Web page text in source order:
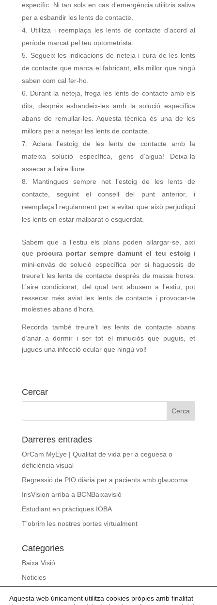
específic. Ni tan sols en cas d’emergència utilitzis saliva
per a esbandir les lents de contacte.
Utilitza i reemplaça les lents de contacte d’acord al
període marcat pel teu optometrista.
Segueix les indicacions de neteja i cura de les lents
de contacte que marca el fabricant, ells millor que ningú
saben com cal fer-ho.
Durant la neteja, frega les lents de contacte amb els
dits, després esbandeix-les amb la solució específica
abans de remullar-les. Aquesta tècnica és una de les
millors per a netejar les lents de contacte.
Aclara l’estoig de les lents de contacte amb la
mateixa solució específica, gens d’aigua! Deixa-la
assecar a l’aire lliure.
Mantingues sempre net l’estoig de les lents de
contacte, seguint el consell del punt anterior, i
reemplaça’l regularment per a evitar que això perjudiqui
les lents en estar malparat o esquerdat.
Sabem que a l’estiu els plans poden allargar-se, així
que procura portar sempre damunt el teu estoig i
mini-envàs de solució específica per si haguessis de
treure’t les lents de contacte després de massa hores.
L’aire condicionat, del qual tant abusem a l’estiu, pot
ressecar més aviat les lents de contacte i provocar-te
molèsties abans d’hora.
Recorda també treure’t les lents de contacte abans
d’anar a dormir i ser tot el minuciós que puguis, et
jugues una infecció ocular que ningú vol!
Cercar
Darreres entrades
OrCam MyEye | Qualitat de vida per a ceguesa o
deficiència visual
Regressió de PIO diària per a pacients amb glaucoma
IrisVision arriba a BCNBaixavisió
Estudiant en pràctiques IOBA
T’obrim les nostres portes virtualment
Categories
Baixa Visió
Noticies
Aquesta web únicament utilitza cookies pròpies amb finalitat